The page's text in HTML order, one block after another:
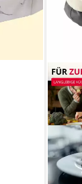
bei dir